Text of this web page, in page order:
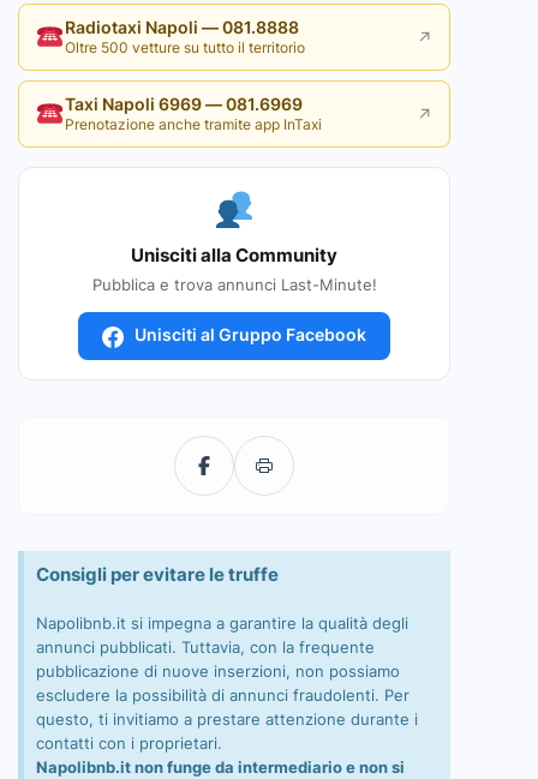
Radiotaxi Napoli — 081.8888
Oltre 500 vetture su tutto il territorio ↗
Taxi Napoli 6969 — 081.6969
Prenotazione anche tramite app InTaxi ↗
Unisciti alla Community
Pubblica e trova annunci Last-Minute!
Unisciti al Gruppo Facebook
Consigli per evitare le truffe
Napolibnb.it si impegna a garantire la qualità degli
annunci pubblicati. Tuttavia, con la frequente
pubblicazione di nuove inserzioni, non possiamo
escludere la possibilità di annunci fraudolenti. Per
questo, ti invitiamo a prestare attenzione durante i
contatti con i proprietari.
Napolibnb.it non funge da intermediario e non si